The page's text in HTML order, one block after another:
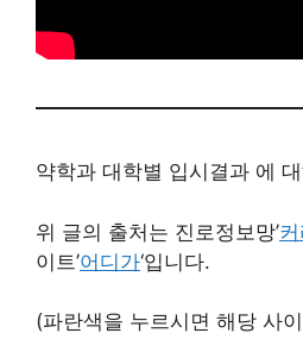
약학과 대학별 입시결과 에
위 글의 출처는 진로정보망’
이트’어디가‘입니다.
(파란색을 누르시면 해당 사